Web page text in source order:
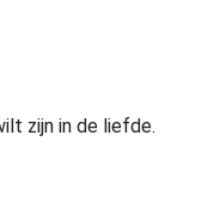
zijn in de liefde.